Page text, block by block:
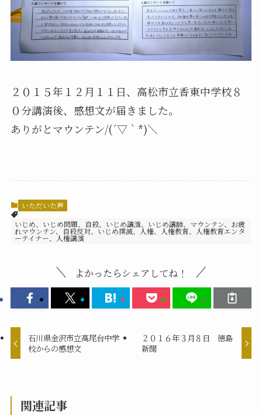
２０１５年１２月１１日、高松市立香東中学校８
０分講演後、感想文が届きました。
ありがとマウンテン/(´▽｀*)＼
いただいた声
いじめ、いじめ問題、自殺、いじめ講演、いじめ講師、マウンテン、お疲
れマウンテン、自殺反対、いじめ撲滅、人権、人権教育、人権教育エンタ
ーテイナー、人権講演
よかったらシェアしてね！
石川県金沢市立高尾台中学
校からの感想文
２０１６年３月８日 徳島
新聞
関連記事